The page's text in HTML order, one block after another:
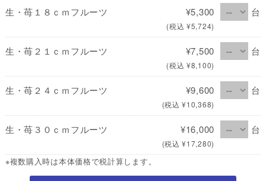
生・苺１８ｃｍフルーツ ¥5,300
(税込 ¥5,724)
台
生・苺２１ｃｍフルーツ ¥7,500
(税込 ¥8,100)
台
生・苺２４ｃｍフルーツ ¥9,600
(税込 ¥10,368)
台
生・苺３０ｃｍフルーツ ¥16,000
(税込 ¥17,280)
台
※複数購入時は本体価格で税計算します。